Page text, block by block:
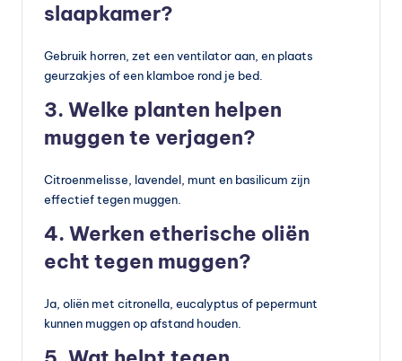
slaapkamer?
Gebruik horren, zet een ventilator aan, en plaats
geurzakjes of een klamboe rond je bed.
3. Welke planten helpen
muggen te verjagen?
Citroenmelisse, lavendel, munt en basilicum zijn
effectief tegen muggen.
4. Werken etherische oliën
echt tegen muggen?
Ja, oliën met citronella, eucalyptus of pepermunt
kunnen muggen op afstand houden.